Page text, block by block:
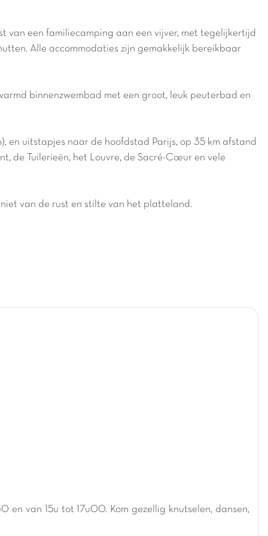
van een familiecamping aan een vijver, met tegelijkertijd
Alle accommodaties zijn gemakkelijk bereikbaar
binnenzwembad met een groot, leuk peuterbad en
en uitstapjes naar de hoofdstad Parijs, op 35 km afstand
de Tuilerieën, het Louvre, de Sacré-Cœur en vele
van de rust en stilte van het platteland.
van 15u tot 17u00. Kom gezellig knutselen, dansen,